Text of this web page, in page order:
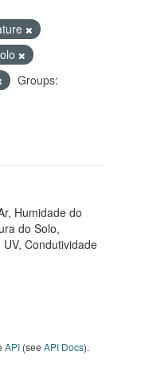
Groups:
Humidade do
do Solo,
Condutividade
API (see API Docs).